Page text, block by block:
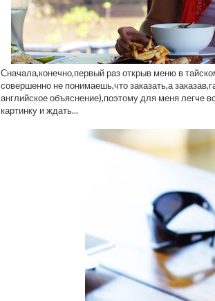
Сначала,конечно,первый раз открыв меню в
совершенно не понимаешь,что заказать,а
английское объяснение),поэтому для меня легче
картинку и ждать...